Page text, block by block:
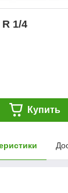
1/4
Купить